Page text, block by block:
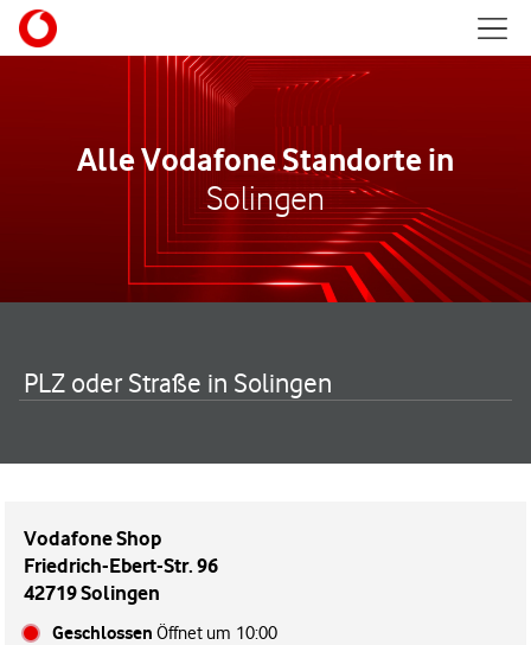
Skip to content
Alle Vodafone Standorte in
Solingen
PLZ oder Straße in Solingen
Vodafone Shop
Friedrich-Ebert-Str. 96
42719 Solingen
Geschlossen Öffnet um 10:00